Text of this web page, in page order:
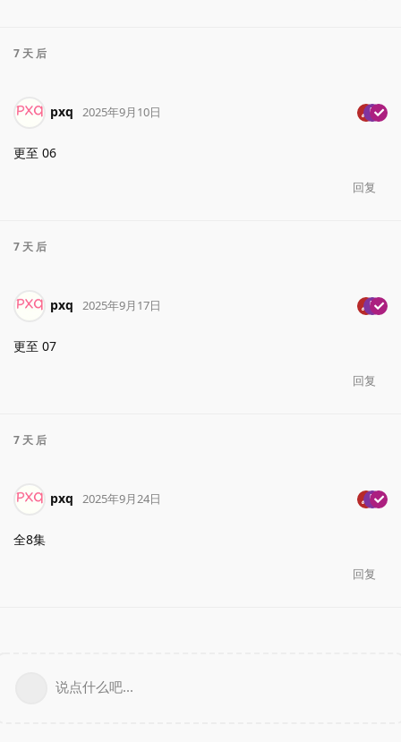
7 天 后
pxq 2025年9月10日
更至 06
回复
7 天 后
pxq 2025年9月17日
更至 07
回复
7 天 后
pxq 2025年9月24日
全8集
回复
说点什么吧...